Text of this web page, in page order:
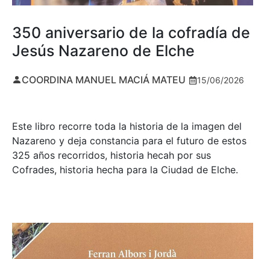
350 aniversario de la cofradía de
Jesús Nazareno de Elche
COORDINA MANUEL MACIÁ MATEU 15/06/2026
Este libro recorre toda la historia de la imagen del
Nazareno y deja constancia para el futuro de estos
325 años recorridos, historia hecah por sus
Cofrades, historia hecha para la Ciudad de Elche.